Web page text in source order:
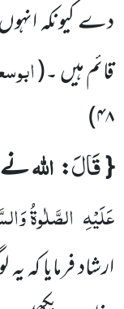
دے کیونکہ
قائم ہیں ۔(
۴۸)
{قَالَ: اللہنے
عَلَیْہِ الصَّلٰوۃُ
ارشاد فرمایا کہ